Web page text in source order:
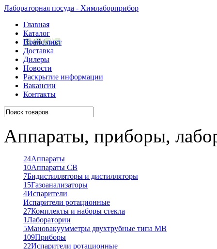
Лабораторная посуда - Химлаборприбор
Главная
Каталог
Прайс-лист
Доставка
Дилеры
Новости
Раскрытие информации
Вакансии
Контакты
Аппараты, приборы,
24Аппараты
10Аппараты СВ
7Бидистилляторы и дистилляторы
15Газоанализаторы
4Испарители
Испарители ротационные
27Комплекты и наборы стекла
1Лаборатории
5Мановакуумметры двухтрубные типа МВ
109Приборы
22Испарители ротационные